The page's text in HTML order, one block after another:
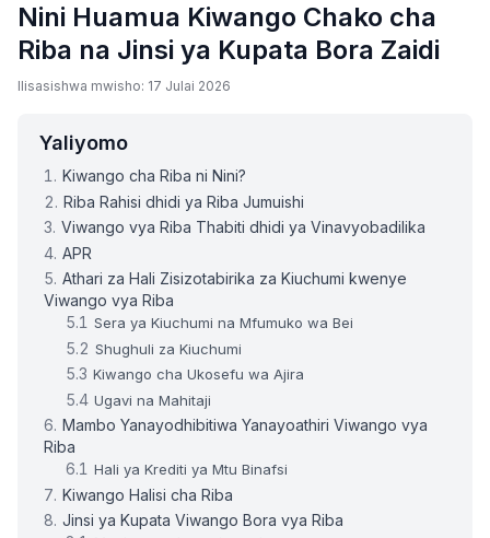
Nini Huamua Kiwango Chako cha
Riba na Jinsi ya Kupata Bora Zaidi
Ilisasishwa mwisho: 17 Julai 2026
Yaliyomo
Kiwango cha Riba ni Nini?
Riba Rahisi dhidi ya Riba Jumuishi
Viwango vya Riba Thabiti dhidi ya Vinavyobadilika
APR
Athari za Hali Zisizotabirika za Kiuchumi kwenye
Viwango vya Riba
Sera ya Kiuchumi na Mfumuko wa Bei
Shughuli za Kiuchumi
Kiwango cha Ukosefu wa Ajira
Ugavi na Mahitaji
Mambo Yanayodhibitiwa Yanayoathiri Viwango vya
Riba
Hali ya Krediti ya Mtu Binafsi
Kiwango Halisi cha Riba
Jinsi ya Kupata Viwango Bora vya Riba